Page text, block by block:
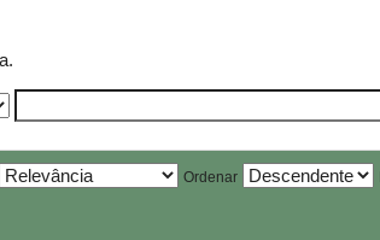
Ordenar